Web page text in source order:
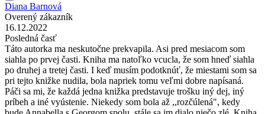
Diana Barnová
Overený zákazník
16.12.2022
Posledná časť
Táto autorka ma neskutočne prekvapila. Asi pred mesiacom som
siahla po prvej časti. Kniha ma natoľko vcucla, že som hneď siahla
po druhej a tretej časti. I keď musím podotknúť, že miestami som sa
pri tejto knižke nudila, bola napriek tomu veľmi dobre napísaná.
Páči sa mi, že každá jedna knižka predstavuje trošku iný dej, iný
príbeh a iné vyústenie. Niekedy som bola až ,,rozčúlená", kedy